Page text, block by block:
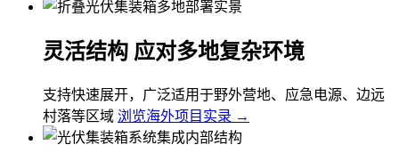
灵活结构 应对多地复杂环境
支持快速展开，广泛适用于野外营地、应急电源、边远
村落等区域 浏览海外项目实录 →